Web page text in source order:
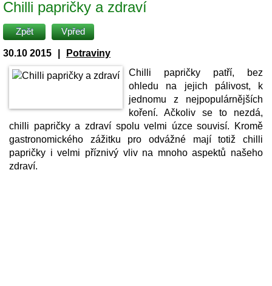
Chilli papričky a zdraví
Zpět Vpřed
30.10 2015
Potraviny
Chilli papričky patří, bez
ohledu na jejich pálivost, k
jednomu z nejpopulárnějších
koření. Ačkoliv se to nezdá,
chilli papričky a zdraví spolu velmi úzce souvisí. Kromě
gastronomického zážitku pro odvážné mají totiž chilli
papričky i velmi příznivý vliv na mnoho aspektů našeho
zdraví.